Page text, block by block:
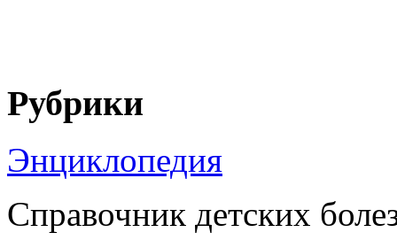
Рубрики
Энциклопедия
Справочник детских